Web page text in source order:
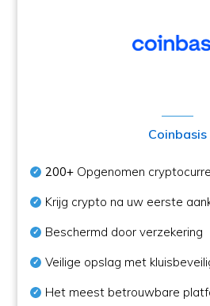
Coinbasis
200+ Opgenomen
Krijg crypto na uw eerste
Beschermd door verzekering
Veilige opslag met
Het meest betrouwbare